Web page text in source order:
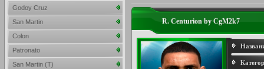
R. Centurion by CgM2k7
Godoy Cruz
San Martin
Colon
Patronato
San Martin (T)